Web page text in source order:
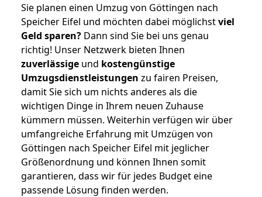
Sie planen einen Umzug von Göttingen nach
Speicher Eifel und möchten dabei möglichstviel
Geld sparen? Dann sind Sie bei uns genau
richtig! Unser Netzwerk bieten Ihnen
zuverlässige und kostengünstige
Umzugsdienstleistungen zu fairen Preisen,
damit Sie sich um nichts anderes als die
wichtigen Dinge in Ihrem neuen Zuhause
kümmern müssen. Weiterhin verfügen wir über
umfangreiche Erfahrung mit Umzügen von
Göttingen nach Speicher Eifel mit jeglicher
Größenordnung und können Ihnen somit
garantieren, dass wir für jedes Budget eine
passende Lösung finden werden.